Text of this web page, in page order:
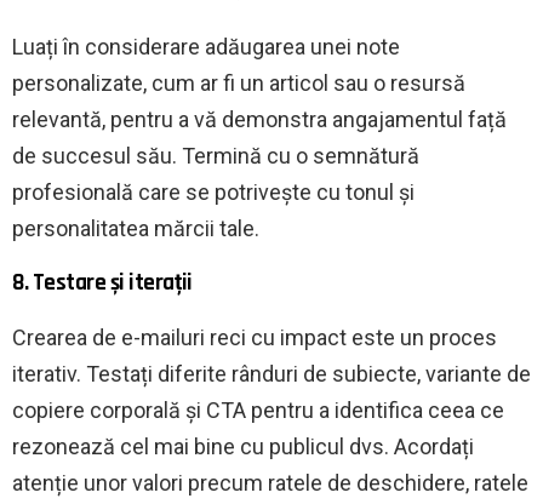
Luați în considerare adăugarea unei note
personalizate, cum ar fi un articol sau o resursă
relevantă, pentru a vă demonstra angajamentul față
de succesul său. Termină cu o semnătură
profesională care se potrivește cu tonul și
personalitatea mărcii tale.
8. Testare și iterații
Crearea de e-mailuri reci cu impact este un proces
iterativ. Testați diferite rânduri de subiecte, variante de
copiere corporală și CTA pentru a identifica ceea ce
rezonează cel mai bine cu publicul dvs. Acordați
atenție unor valori precum ratele de deschidere, ratele